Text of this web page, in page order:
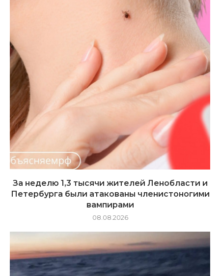
За неделю 1,3 тысячи жителей Ленобласти и
Петербурга были атакованы членистоногими
вампирами
08.08.2026